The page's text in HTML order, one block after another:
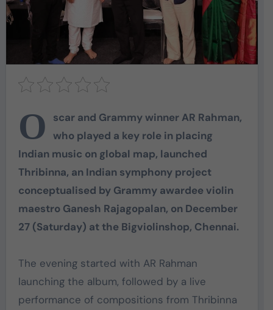
O
scar and Grammy winner AR Rahman,
who played a key role in placing
Indian music on global map, launched
Thribinna, an Indian symphony project
conceptualised by Grammy awardee violin
maestro Ganesh Rajagopalan, on December
27 (Saturday) at the Bigviolinshop, Chennai.
The evening started with AR Rahman
launching the album, followed by a live
performance of compositions from Thribinna